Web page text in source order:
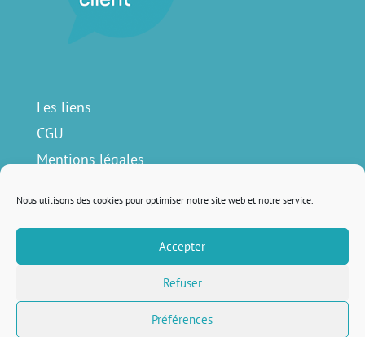
Nous utilisons des cookies pour optimiser notre site web et notre service.
Accepter
Refuser
Préférences
Les liens
CGU
Mentions légales